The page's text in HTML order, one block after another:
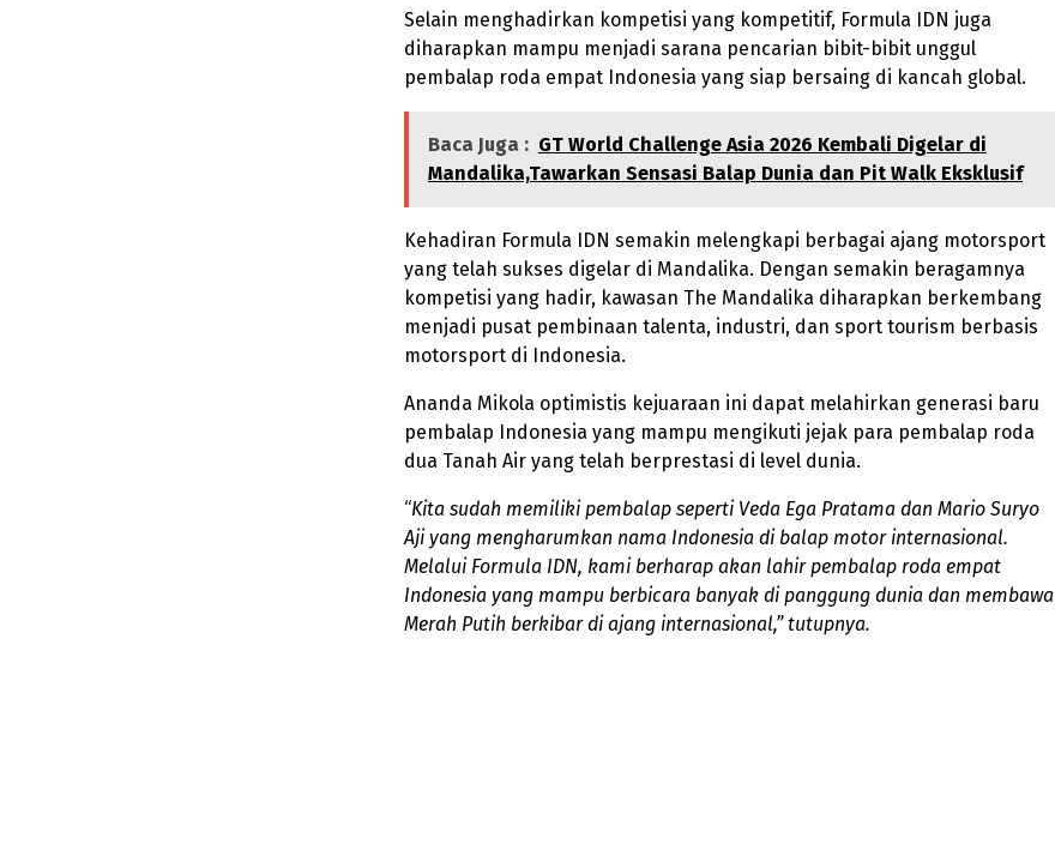
Selain menghadirkan kompetisi yang kompetitif, Formula IDN juga
diharapkan mampu menjadi sarana pencarian bibit-bibit unggul
pembalap roda empat Indonesia yang siap bersaing di kancah global.
Baca Juga : GT World Challenge Asia 2026 Kembali Digelar di
Mandalika,Tawarkan Sensasi Balap Dunia dan Pit Walk Eksklusif
Kehadiran Formula IDN semakin melengkapi berbagai ajang motorsport
yang telah sukses digelar di Mandalika. Dengan semakin beragamnya
kompetisi yang hadir, kawasan The Mandalika diharapkan berkembang
menjadi pusat pembinaan talenta, industri, dan sport tourism berbasis
motorsport di Indonesia.
Ananda Mikola optimistis kejuaraan ini dapat melahirkan generasi baru
pembalap Indonesia yang mampu mengikuti jejak para pembalap roda
dua Tanah Air yang telah berprestasi di level dunia.
“Kita sudah memiliki pembalap seperti Veda Ega Pratama dan Mario Suryo
Aji yang mengharumkan nama Indonesia di balap motor internasional.
Melalui Formula IDN, kami berharap akan lahir pembalap roda empat
Indonesia yang mampu berbicara banyak di panggung dunia dan membawa
Merah Putih berkibar di ajang internasional,” tutupnya.